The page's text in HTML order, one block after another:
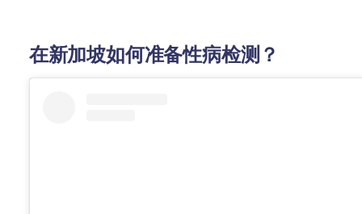
在新加坡如何准备性病检测？